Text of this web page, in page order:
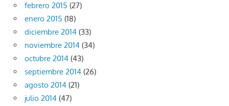
febrero 2015 (27)
enero 2015 (18)
diciembre 2014 (33)
noviembre 2014 (34)
octubre 2014 (43)
septiembre 2014 (26)
agosto 2014 (21)
julio 2014 (47)